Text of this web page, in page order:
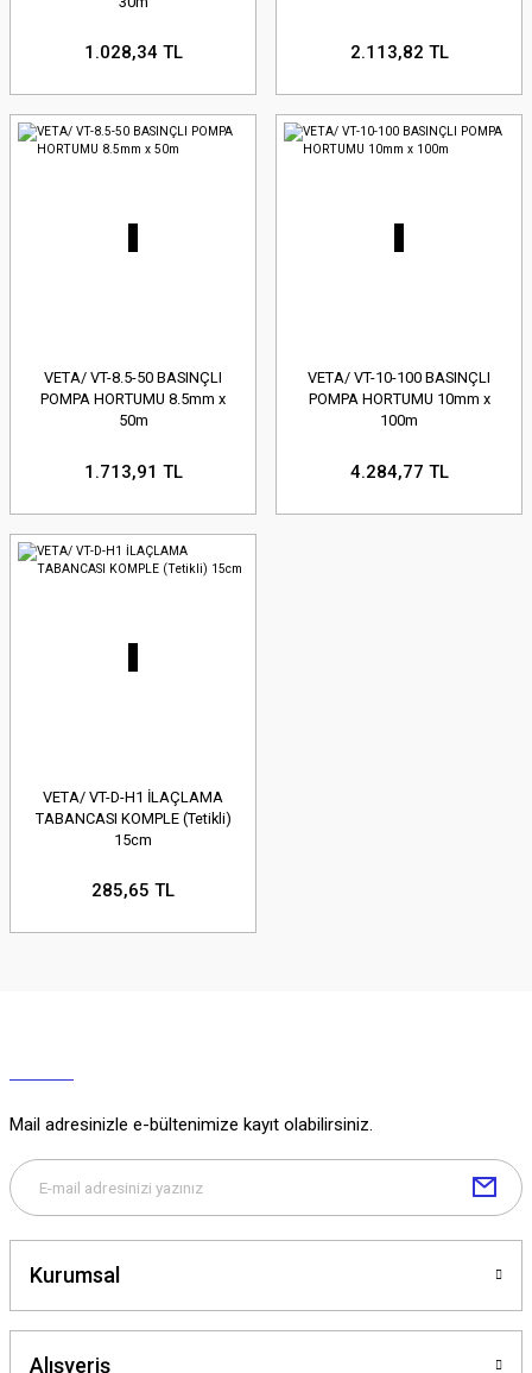
1.028,34 TL 2.113,82 TL
VETA/ VT-8.5-50 BASINÇLI
POMPA HORTUMU 8.5mm x
50m
1.713,91 TL
VETA/ VT-10-100 BASINÇLI
POMPA HORTUMU 10mm x
100m
4.284,77 TL
VETA/ VT-D-H1 İLAÇLAMA
TABANCASI KOMPLE (Tetikli)
15cm
285,65 TL
Mail adresinizle e-bültenimize kayıt olabilirsiniz.
Kurumsal
Alışveriş